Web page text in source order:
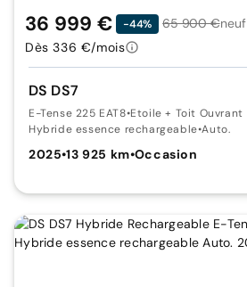
DS DS7
E-Tense 225 EAT8•Etoile + Toit Ouvrant
Hybride essence rechargeable•Auto.
2025•13 925 km•Occasion
36 999 € -44% 65 900 €neuf
Dès 336 €/mois